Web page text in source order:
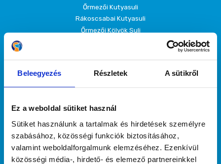
Beleegyezés Részletek A sütikről
Ez a weboldal sütiket használ
Sütiket használunk a tartalmak és hirdetések személyre
szabásához, közösségi funkciók biztosításához,
valamint weboldalforgalmunk elemzéséhez. Ezenkívül
közösségi média-, hirdető- és elemező partnereinkkel
Őrmezői Kutyasuli
Rákoscsabai Kutyasuli
Őrmezői Kölyök Suli
Kölyökkutya oktatás
Alapfokú tanfolyamok
Középfokú tanfolyamok
Életmód programok
Vizsgáztatás